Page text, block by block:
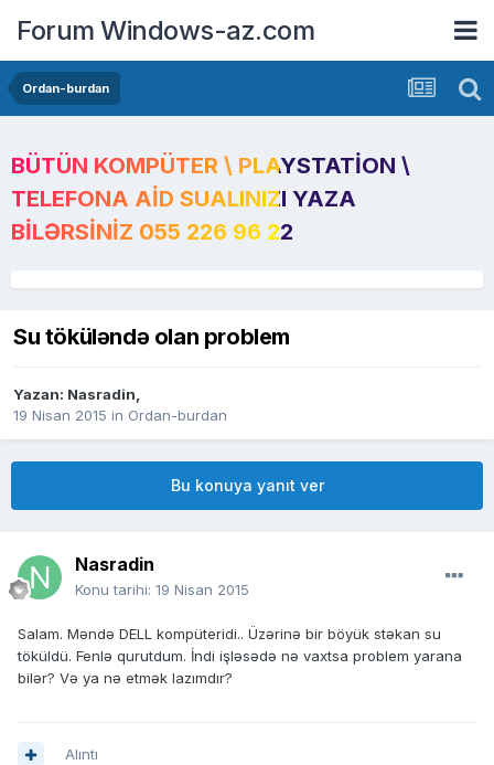
Forum Windows-az.com
Ordan-burdan
BÜTÜN KOMPÜTER \ PLAYSTATION \
TELEFONA AID SUALINIZI YAZA
BILƏRSINIZ 055 226 96 22
Su töküləndə olan problem
Yazan: Nasradin,
19 Nisan 2015 in Ordan-burdan
Bu konuya yanıt ver
Nasradin
Konu tarihi: 19 Nisan 2015
Salam. Məndə DELL kompüteridi.. Üzərinə bir böyük stəkan su
töküldü. Fenlə qurutdum. İndi işləsədə nə vaxtsa problem yarana
bilər? Və ya nə etmək lazımdır?
Alıntı